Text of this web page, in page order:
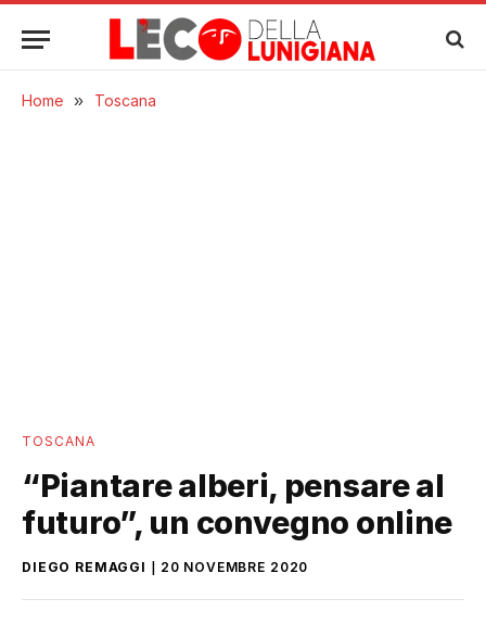
Home » Toscana
TOSCANA
“Piantare alberi, pensare al
futuro”, un convegno online
DIEGO REMAGGI 20 NOVEMBRE 2020